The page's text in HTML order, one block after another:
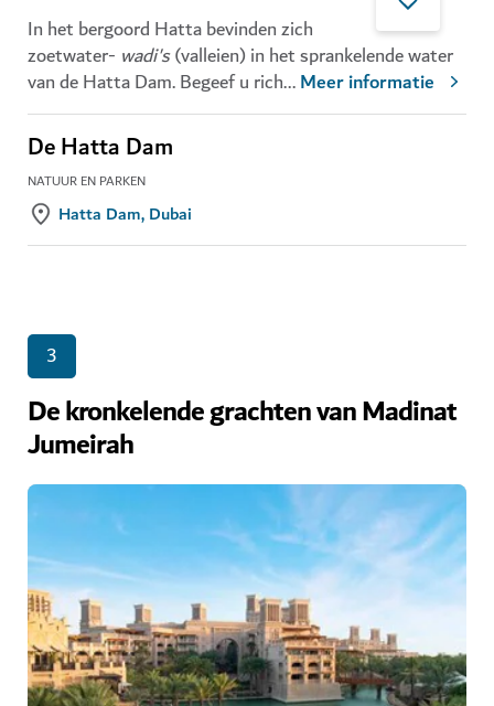
In het bergoord Hatta bevinden zich
zoetwater- wadi's(valleien) in het sprankelende water
van de Hatta Dam. Begeef u rich...Meer informatie
De Hatta Dam
NATUUR EN PARKEN
Hatta Dam, Dubai
3
De kronkelende grachten van Madinat
Jumeirah